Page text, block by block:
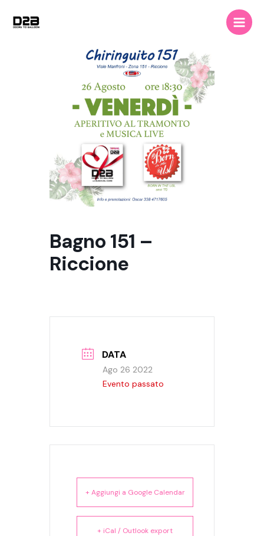
Main
Bagno 151 –
Riccione
DATA
Ago 26 2022
Evento passato
+ Aggiungi a Google Calendar
+ iCal / Outlook export